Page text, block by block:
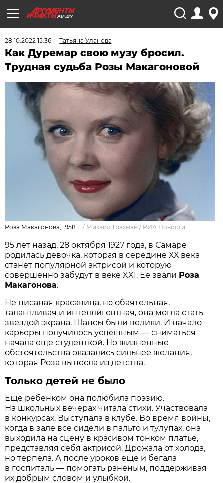
AIF.BY
28.10.2022 15:36 Татьяна Уланова
Как Дуремар свою музу бросил.
Трудная судьба Розы Макагоновой
Роза Макагонова, 1958 г. / Михаил Трахман / РИА Новости
95 лет назад, 28 октября 1927 года, в Самаре
родилась девочка, которая в середине ХХ века
станет популярной актрисой и которую
совершенно забудут в веке XXI. Ее звали Роза
Макагонова.
Не писаная красавица, но обаятельная,
талантливая и интеллигентная, она могла стать
звездой экрана. Шансы были велики. И начало
карьеры получилось успешным — сниматься
начала еще студенткой. Но жизненные
обстоятельства оказались сильнее желания,
которая Роза вынесла из детства.
Только детей не было
Еще ребенком она полюбила поэзию.
На школьных вечерах читала стихи. Участвовала
в конкурсах. Выступала в клубе. Во время войны,
когда в зале все сидели в пальто и тулупах, она
выходила на сцену в красивом тонком платье,
представляя себя актрисой. Дрожала от холода,
но терпела. А после уроков еще и бегала
в госпиталь — помогать раненым, поддерживая
их добрым словом и улыбкой.